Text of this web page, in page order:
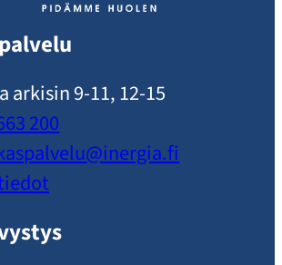
arkisin 9-11, 12-15
200